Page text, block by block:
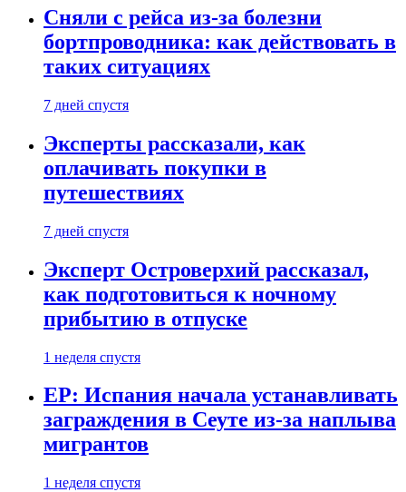
Сняли с рейса из-за болезни
бортпроводника: как действовать в
таких ситуациях
7 дней спустя
Эксперты рассказали, как
оплачивать покупки в
путешествиях
7 дней спустя
Эксперт Островерхий рассказал,
как подготовиться к ночному
прибытию в отпуске
1 неделя спустя
EP: Испания начала устанавливать
заграждения в Сеуте из-за наплыва
мигрантов
1 неделя спустя